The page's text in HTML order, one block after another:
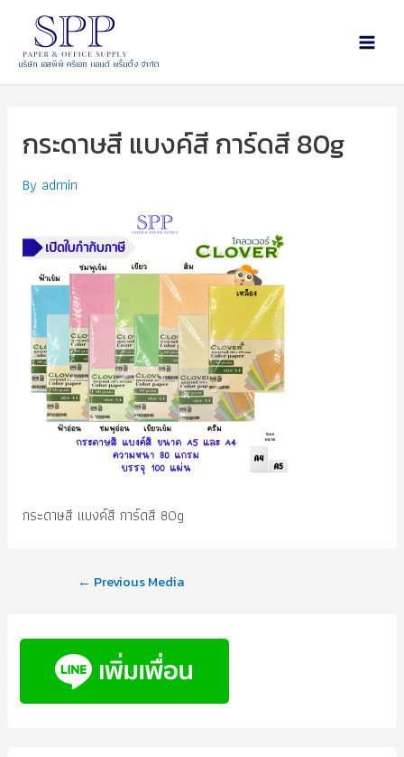
บริษัท เอสพีพี ครีเอท แอนด์ พริ้นติ้ง จำกัด
กระดาษสี แบงค์สี การ์ดสี 80g
By admin
กระดาษสี แบงค์สี การ์ดสี 80g
← Previous Media